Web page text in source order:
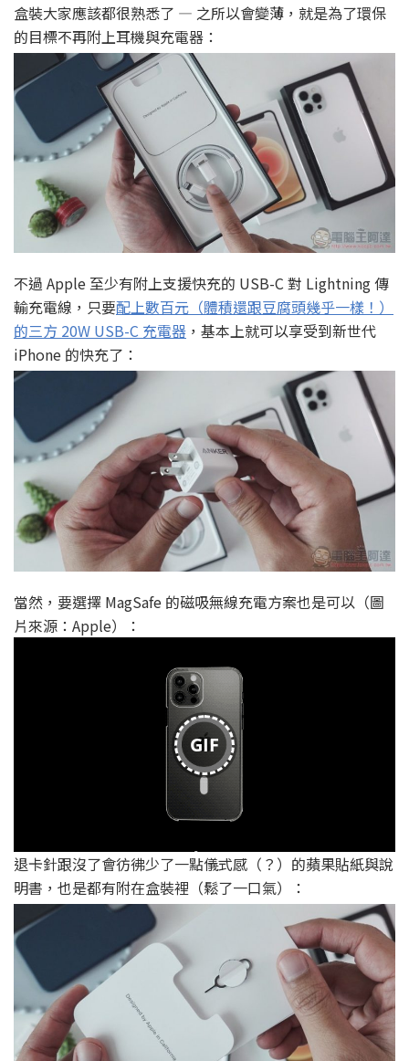
盒裝大家應該都很熟悉了 — 之所以會變薄，就是為了環保
的目標不再附上耳機與充電器：
不過 Apple 至少有附上支援快充的 USB-C 對 Lightning 傳
輸充電線，只要配上數百元（體積還跟豆腐頭幾乎一樣！）
的三方 20W USB-C 充電器 ，基本上就可以享受到新世代
iPhone 的快充了：
當然，要選擇 MagSafe 的磁吸無線充電方案也是可以（圖
片來源：Apple）：
GIF
退卡針跟沒了會彷彿少了一點儀式感（？）的蘋果貼紙與說
明書，也是都有附在盒裝裡（鬆了一口氣）：